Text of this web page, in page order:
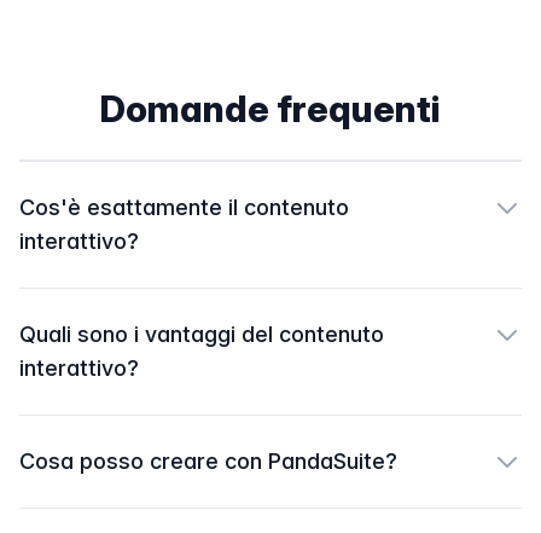
Domande frequenti
Cos'è esattamente il contenuto
interattivo?
Quali sono i vantaggi del contenuto
interattivo?
Cosa posso creare con PandaSuite?